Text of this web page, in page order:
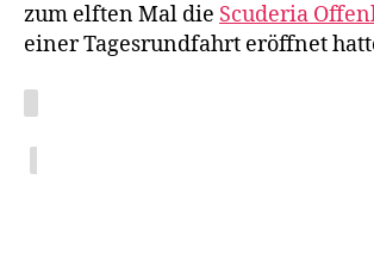
zum elften Mal die Scuderia
einer Tagesrundfahrt eröffnet